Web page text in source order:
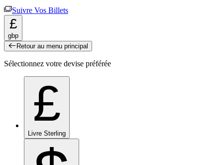
Suivre Vos Billets
£
gbp
Retour au menu principal
Sélectionnez votre devise préférée
£
Livre Sterling